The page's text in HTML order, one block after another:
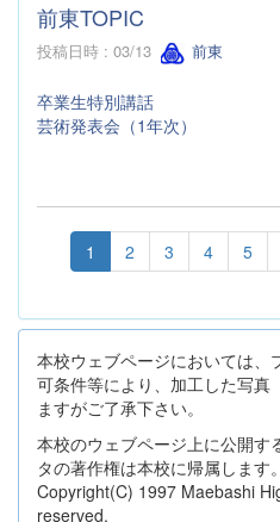
前東TOPIC
投稿日時 : 03/13 前東
卒業生特別講話
芸術発表会（1年次）
1 2 3 4 5
本校ウェブページにおいては、
可条件等により、加工した写真
ますがご了承下さい。
本校のウェブページ上に公開す
タの著作権は本校に帰属します
Copyright(C) 1997 Maebashi
reserved.